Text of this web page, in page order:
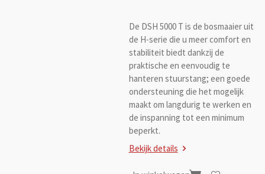
De DSH 5000 T is de bosmaaier uit
de H-serie die u meer comfort en
stabiliteit biedt dankzij de
praktische en eenvoudig te
hanteren stuurstang; een goede
ondersteuning die het mogelijk
maakt om langdurig te werken en
de inspanning tot een minimum
beperkt.
Bekijk details